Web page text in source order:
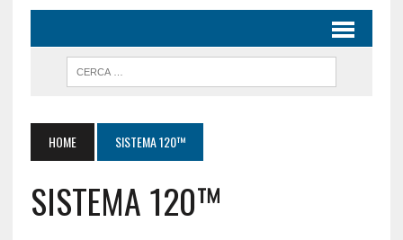
HOME SISTEMA 120™
SISTEMA 120™